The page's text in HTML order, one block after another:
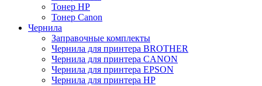
Тонер НР
Тонер Саnon
Чернила
Заправочные комплекты
Чернила для принтера BROTHER
Чернила для принтера CANON
Чернила для принтера EPSON
Чернила для принтера HP